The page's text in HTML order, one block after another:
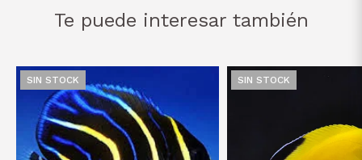
Te puede interesar también
SIN STOCK SIN STOCK